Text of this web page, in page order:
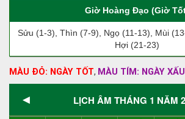
Giờ Hoàng Đạo (Giờ
Sửu (1-3), Thìn (7-9), Ngọ (11-13), Mùi
Hợi (21-23)
MÀU ĐỎ: NGÀY TỐT, MÀU TÍM: NGÀY XẤU
◄ LỊCH ÂM THÁNG 1 NĂM